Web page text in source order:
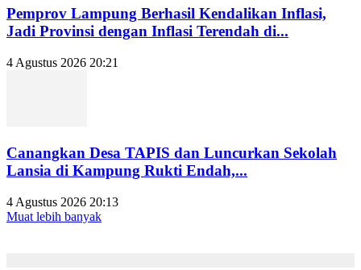
Pemprov Lampung Berhasil Kendalikan Inflasi,
Jadi Provinsi dengan Inflasi Terendah di...
4 Agustus 2026 20:21
Canangkan Desa TAPIS dan Luncurkan Sekolah
Lansia di Kampung Rukti Endah,...
4 Agustus 2026 20:13
Muat lebih banyak